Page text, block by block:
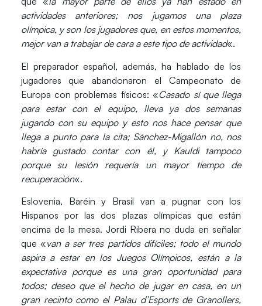
actividades anteriores; nos jugamos una plaza
olímpica, y son los jugadores que, en estos momentos,
mejor van a trabajar de cara a este tipo de actividad«.
El preparador español, además, ha hablado de los
jugadores que abandonaron el Campeonato de
Europa con problemas físicos: «Casado sí que llega
para estar con el equipo, lleva ya dos semanas
jugando con su equipo y esto nos hace pensar que
llega a punto para la cita; Sánchez-Migallón no, nos
habría gustado contar con él, y Kauldi tampoco
porque su lesión requería un mayor tiempo de
recuperación«.
Eslovenia, Baréiny Brasil van a pugnar con los
Hispanos por las dos plazas olímpicas que están
encima de la mesa. Jordi Ribera no duda en señalar
que «van a ser tres partidos difíciles; todo el mundo
aspira a estar en los Juegos Olímpicos, están a la
expectativa porque es una gran oportunidad para
todos; deseo que el hecho de jugar en casa, en un
gran recinto como el Palau d’Esports de Granollers,